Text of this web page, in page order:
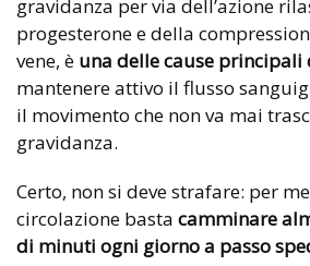
gravidanza per via dell’azione
progesterone e della
vene, è una delle cause principali
mantenere attivo il flusso
il movimento che non va mai
gravidanza.
Certo, non si deve strafare: per
circolazione basta camminare
di minuti ogni giorno a passo